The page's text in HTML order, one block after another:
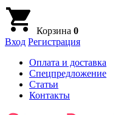
Корзина 0
Вход Регистрация
Оплата и доставка
Спецпредложение
Статьи
Контакты